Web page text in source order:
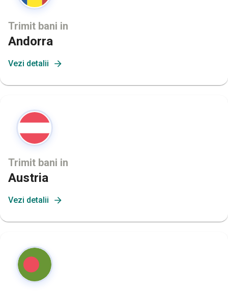
Trimit bani in
Andorra
Vezi detalii
Trimit bani in
Austria
Vezi detalii